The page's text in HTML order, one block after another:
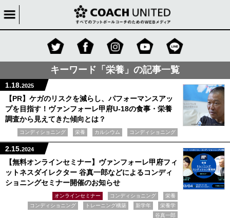
キーワード「栄養」の記事一覧
1.18.2025
【PR】ケガのリスクを減らし、パフォーマンスアッ
プを目指す！ヴァンフォーレ甲府U-18の食事・栄養
調査から見えてきた傾向とは？
コンディショニング 栄養 カルシウム コンディショニング
2.15.2024
【無料オンラインセミナー】ヴァンフォーレ甲府フィ
ットネスダイレクター 谷真一郎などによるコンディ
ショニングセミナー開催のお知らせ
オンラインセミナー コンディショニング
栄養
コンディショニング
トレーニング構築 新学年
栄養学
谷真一郎